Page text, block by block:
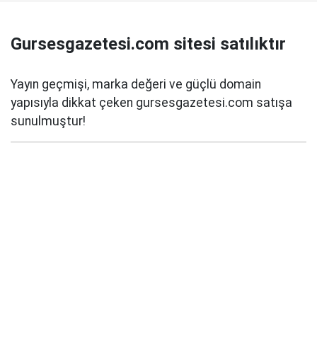
Gursesgazetesi.com sitesi satılıktır
Yayın geçmişi, marka değeri ve güçlü domain
yapısıyla dikkat çeken gursesgazetesi.com satışa
sunulmuştur!